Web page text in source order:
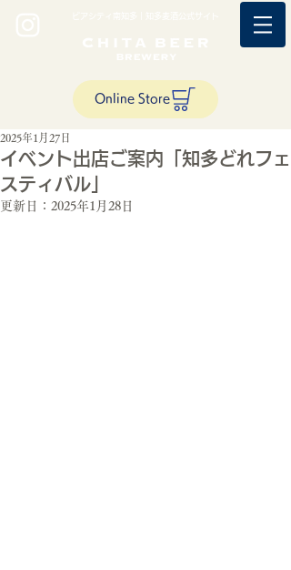
Online Store
イベント出店ご案内「知多どれフェ
スティバル」
2025年1月27日
更新日： 2025年1月28日